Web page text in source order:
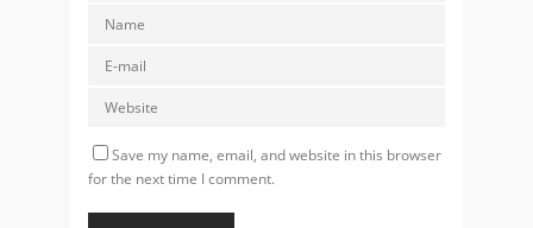
Save my name, email, and website in this browser
for the next time I comment.